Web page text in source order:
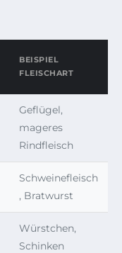
BEISPIEL
FLEISCHART
Geflügel,
mageres
Rindfleisch
Schweinefleisch
, Bratwurst
Würstchen,
Schinken